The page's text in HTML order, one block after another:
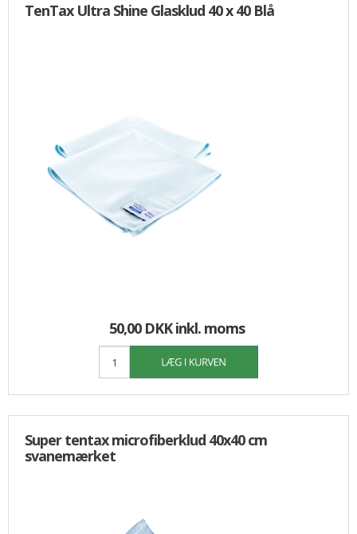
TenTax Ultra Shine Glasklud 40 x 40 Blå
50,00 DKKinkl. moms
Super tentax microfiberklud 40x40 cm
svanemærket